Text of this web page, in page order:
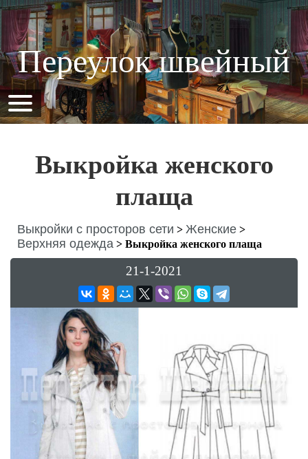
Переулок швейный
Выкройка женского
плаща
Выкройки с просторов сети > Женские >
Верхняя одежда > Выкройка женского плаща
21-1-2021